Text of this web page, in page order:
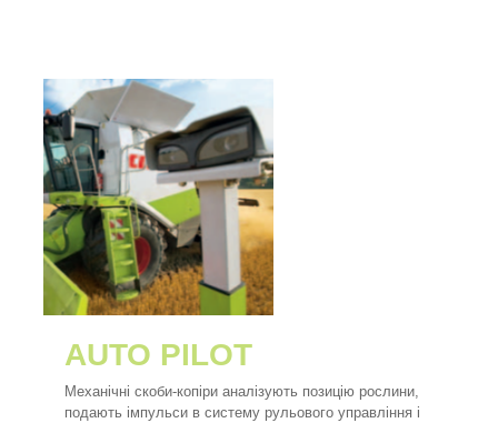
AUTO PILOT
Механічні скоби-копіри аналізують позицію рослини,
подають імпульси в систему рульового управління і